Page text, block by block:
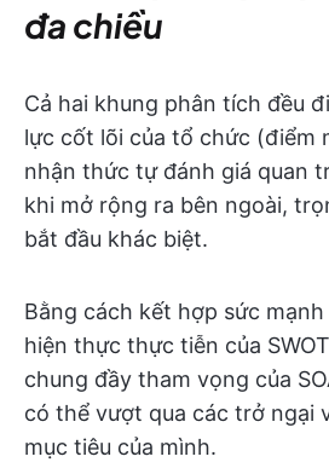
đa chiều
Cả hai khung phân tích đều
lực cốt lõi của tổ chức (điểm
nhận thức tự đánh giá quan
khi mở rộng ra bên ngoài,
bắt đầu khác biệt.
Bằng cách kết hợp sức
hiện thực thực tiễn của
chung đầy tham vọng của
có thể vượt qua các trở ngại
mục tiêu của mình.